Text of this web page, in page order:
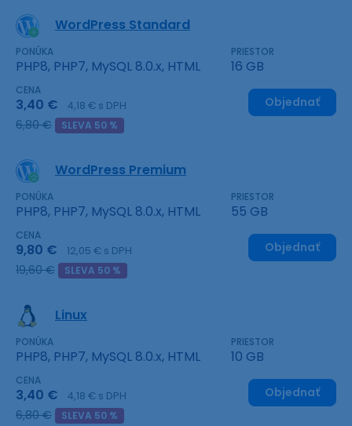
WordPress Standard
PONÚKA
PHP8, PHP7, MySQL 8.0.x, HTML
PRIESTOR
16 GB
CENA
3,40 € 4,18 € s DPH
6,80 € SLEVA 50 %
Objednať
WordPress Premium
PONÚKA
PHP8, PHP7, MySQL 8.0.x, HTML
PRIESTOR
55 GB
CENA
9,80 € 12,05 € s DPH
19,60 € SLEVA 50 %
Objednať
Linux
PONÚKA
PHP8, PHP7, MySQL 8.0.x, HTML
PRIESTOR
10 GB
CENA
3,40 € 4,18 € s DPH
6,80 € SLEVA 50 %
Objednať